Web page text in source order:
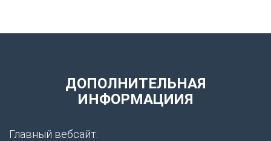
ДОПОЛНИТЕЛЬНАЯ
ИНФОРМАЦИИЯ
Главный вебсайт: